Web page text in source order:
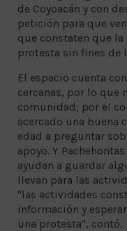
de Coyoacán y con
petición para que
que constaten que
protesta sin fines de
El espacio cuenta
cercanas, por lo que
comunidad; por el
acercado una buena
edad a preguntar
apoyo. Y
ayudan a guardar
llevan para las
"las actividades
información y
una protesta", contó.